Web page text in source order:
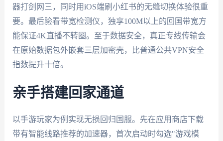
器打剑网三，同时用iOS端刷小红书的无缝切换体验很重
要。最后验看带宽检测仪，独享100M以上的回国带宽方
能保证4K直播不转圈。至于数据安全，真正专线传输会
在原始数据包外嵌套三层加密壳，比普通公共VPN安全
指数提升十倍。
亲手搭建回家通道
以手游玩家为例实现无损回归国服。先在应用商店下载
带有智能线路推荐的加速器，首次启动时勾选"游戏模